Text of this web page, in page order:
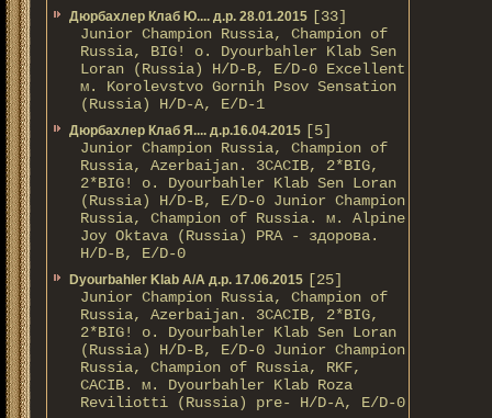
Дюрбахлер Клаб Ю.... д.р. 28.01.2015 [33]
Junior Champion Russia, Champion of
Russia, BIG! о. Dyourbahler Klab Sen
Loran (Russia) H/D-B, E/D-0 Excellent
м. Korolevstvo Gornih Psov Sensation
(Russia) H/D-A, E/D-1
Дюрбахлер Клаб Я.... д.р.16.04.2015 [5]
Junior Champion Russia, Champion of
Russia, Azerbaijan. 3CACIB, 2*BIG,
2*BIG! о. Dyourbahler Klab Sen Loran
(Russia) H/D-B, E/D-0 Junior Champion
Russia, Champion of Russia. м. Alpine
Joy Oktava (Russia) PRA - здорова.
H/D-B, E/D-0
Dyourbahler Klab A/А д.р. 17.06.2015 [25]
Junior Champion Russia, Champion of
Russia, Azerbaijan. 3CACIB, 2*BIG,
2*BIG! о. Dyourbahler Klab Sen Loran
(Russia) H/D-B, E/D-0 Junior Champion
Russia, Champion of Russia, RKF,
CACIB. м. Dyourbahler Klab Roza
Reviliotti (Russia) pre- H/D-A, E/D-0